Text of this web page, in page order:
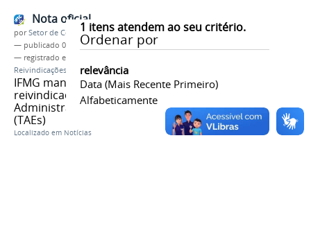
1 itens atendem ao seu critério.
Ordenar por
relevância
Data (mais Recente Primeiro)
Alfabeticamente
Nota oficial
porSetor de Comunicação
— publicado 01/04/2024
— registrado em:
Reivindicações
Condições de Trabalho
IFMG manifesta-se sobre as
reivindicações dos Técnicos
Administrativos em Educação
(TAEs)
Localizado em Notícias